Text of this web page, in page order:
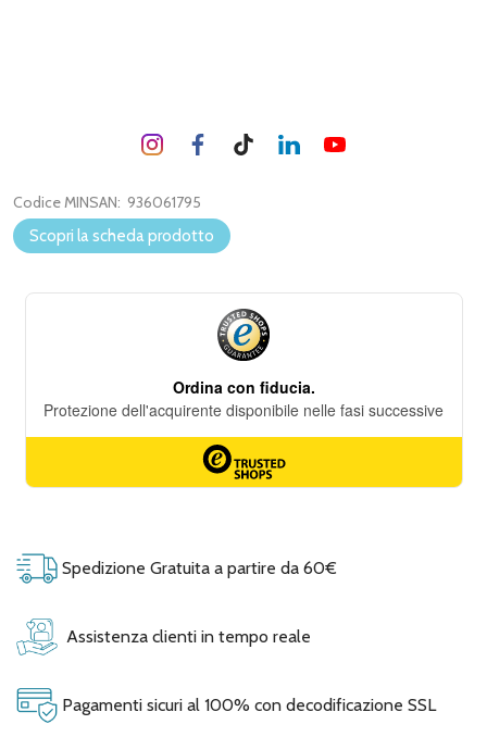
Codice MINSAN: 936061795
Scopri la scheda prodotto
Spedizione Gratuita a partire da 60€
Assistenza clienti in tempo reale
Pagamenti sicuri al 100% con decodificazione SSL